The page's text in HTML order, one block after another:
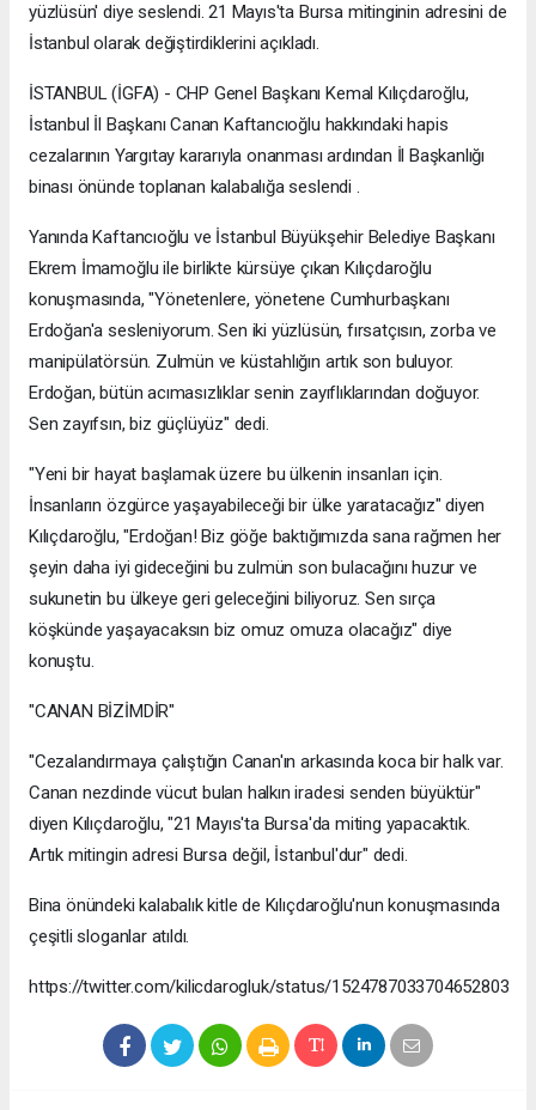
yüzlüsün' diye seslendi. 21 Mayıs'ta Bursa mitinginin adresini de
İstanbul olarak değiştirdiklerini açıkladı.
İSTANBUL (İGFA) - CHP Genel Başkanı Kemal Kılıçdaroğlu,
İstanbul İl Başkanı Canan Kaftancıoğlu hakkındaki hapis
cezalarının Yargıtay kararıyla onanması ardından İl Başkanlığı
binası önünde toplanan kalabalığa seslendi .
Yanında Kaftancıoğlu ve İstanbul Büyükşehir Belediye Başkanı
Ekrem İmamoğlu ile birlikte kürsüye çıkan Kılıçdaroğlu
konuşmasında, "Yönetenlere, yönetene Cumhurbaşkanı
Erdoğan'a sesleniyorum. Sen iki yüzlüsün, fırsatçısın, zorba ve
manipülatörsün. Zulmün ve küstahlığın artık son buluyor.
Erdoğan, bütün acımasızlıklar senin zayıflıklarından doğuyor.
Sen zayıfsın, biz güçlüyüz" dedi.
"Yeni bir hayat başlamak üzere bu ülkenin insanları için.
İnsanların özgürce yaşayabileceği bir ülke yaratacağız" diyen
Kılıçdaroğlu, "Erdoğan! Biz göğe baktığımızda sana rağmen her
şeyin daha iyi gideceğini bu zulmün son bulacağını huzur ve
sukunetin bu ülkeye geri geleceğini biliyoruz. Sen sırça
köşkünde yaşayacaksın biz omuz omuza olacağız" diye
konuştu.
"CANAN BİZİMDİR"
"Cezalandırmaya çalıştığın Canan'ın arkasında koca bir halk var.
Canan nezdinde vücut bulan halkın iradesi senden büyüktür"
diyen Kılıçdaroğlu, "21 Mayıs'ta Bursa'da miting yapacaktık.
Artık mitingin adresi Bursa değil, İstanbul'dur" dedi.
Bina önündeki kalabalık kitle de Kılıçdaroğlu'nun konuşmasında
çeşitli sloganlar atıldı.
https://twitter.com/kilicdarogluk/status/1524787033704652803